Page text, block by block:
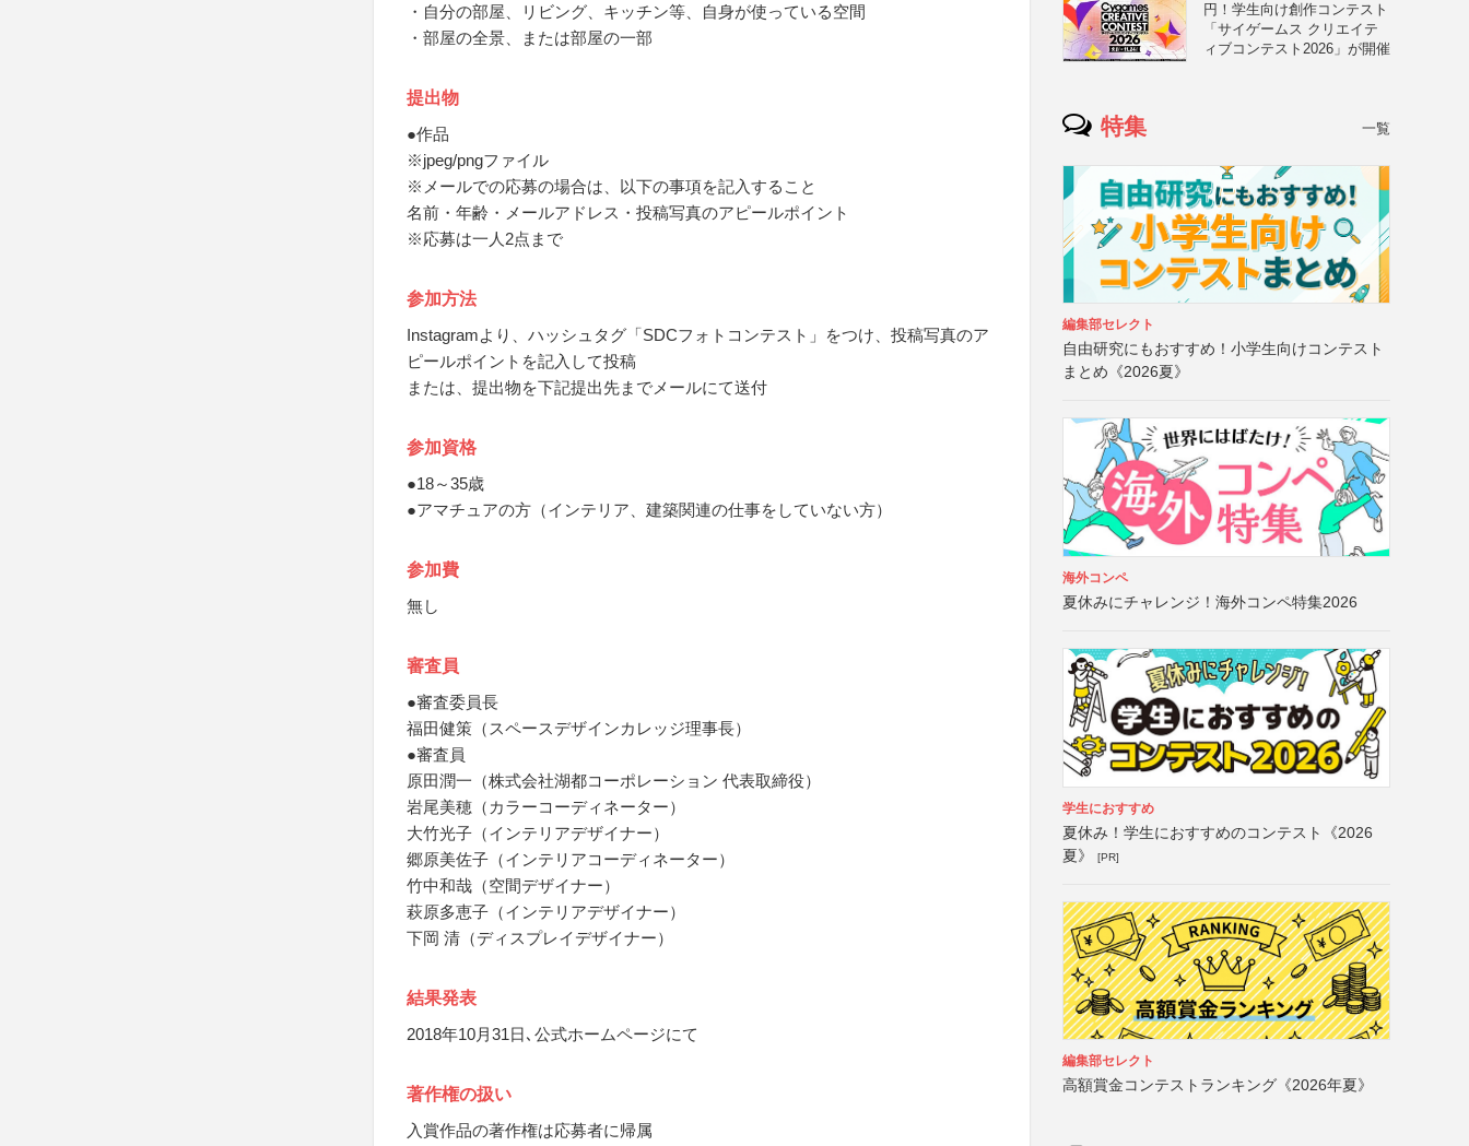
・自分の部屋、リビング、キッチン等、自身が使っている空間
・部屋の全景、または部屋の一部
提出物
●作品
※jpeg/pngファイル
※メールでの応募の場合は、以下の事項を記入すること
名前・年齢・メールアドレス・投稿写真のアピールポイント
※応募は一人2点まで
参加方法
Instagramより、ハッシュタグ「SDCフォトコンテスト」をつけ、投稿写真のア
ピールポイントを記入して投稿
または、提出物を下記提出先までメールにて送付
参加資格
●18～35歳
●アマチュアの方（インテリア、建築関連の仕事をしていない方）
参加費
無し
審査員
●審査委員長
福田健策（スペースデザインカレッジ理事長）
●審査員
原田潤一（株式会社湖都コーポレーション 代表取締役）
岩尾美穂（カラーコーディネーター）
大竹光子（インテリアデザイナー）
郷原美佐子（インテリアコーディネーター）
竹中和哉（空間デザイナー）
萩原多恵子（インテリアデザイナー）
下岡 清（ディスプレイデザイナー）
結果発表
2018年10月31日､公式ホームページにて
著作権の扱い
入賞作品の著作権は応募者に帰属
円！学生向け創作コンテスト
「サイゲームス クリエイテ
ィブコンテスト2026」が開催
特集 一覧
編集部セレクト
自由研究にもおすすめ！小学生向けコンテスト
まとめ《2026夏》
海外コンペ
夏休みにチャレンジ！海外コンペ特集2026
学生におすすめ
夏休み！学生におすすめのコンテスト《2026
夏》
[PR]
編集部セレクト
高額賞金コンテストランキング《2026年夏》